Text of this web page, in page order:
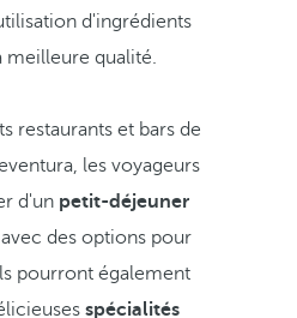
d'ingrédients
meilleure qualité.
restaurants et bars de
les voyageurs
d'un petit-déjeuner
des options pour
pourront également
spécialités